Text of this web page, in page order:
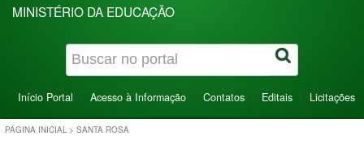
MINISTÉRIO DA EDUCAÇÃO
Início Portal Acesso à Informação Contatos Editais Licitações
PÁGINA INICIAL > SANTA ROSA